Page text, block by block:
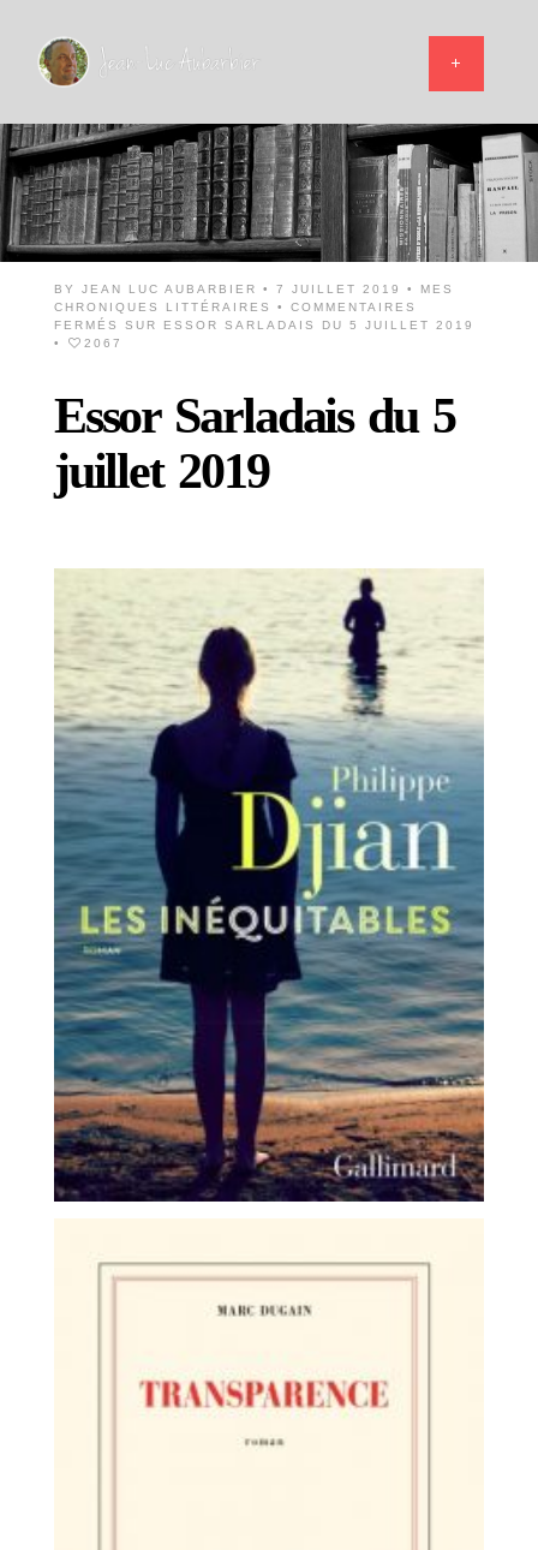
BY JEAN LUC AUBARBIER • 7 JUILLET 2019 •
MES
CHRONIQUES LITTÉRAIRES
• COMMENTAIRES
FERMÉS
SUR ESSOR SARLADAIS DU 5 JUILLET 2019
•
2067
Essor Sarladais du 5
juillet 2019